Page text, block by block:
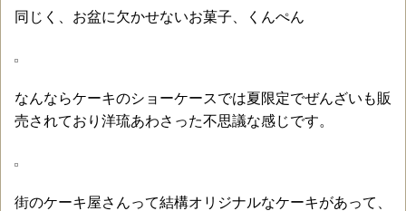
同じく、お盆に欠かせないお菓子、くんぺん
なんならケーキのショーケースでは夏限定でぜんざいも販
売されており洋琉あわさった不思議な感じです。
街のケーキ屋さんって結構オリジナルなケーキがあって、